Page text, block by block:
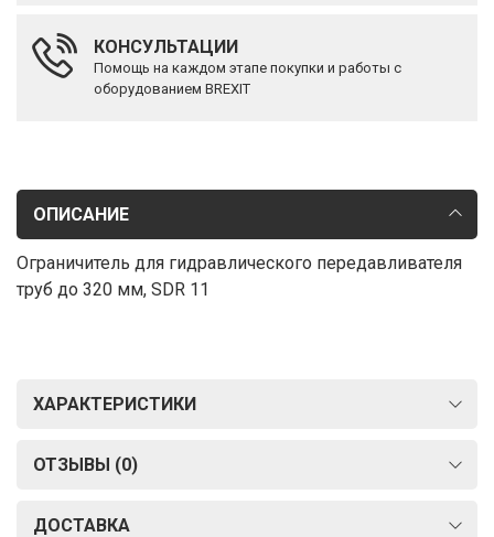
КОНСУЛЬТАЦИИ
Помощь на каждом этапе покупки и работы с
оборудованием BREXIT
ОПИСАНИЕ
Ограничитель для гидравлического передавливателя
труб до 320 мм, SDR 11
ХАРАКТЕРИСТИКИ
ОТЗЫВЫ (0)
ДОСТАВКА